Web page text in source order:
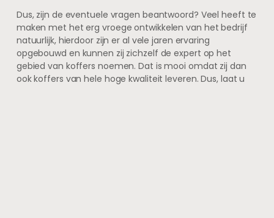
Dus, zijn de eventuele vragen beantwoord? Veel heeft te
maken met het erg vroege ontwikkelen van het bedrijf
natuurlijk, hierdoor zijn er al vele jaren ervaring
opgebouwd en kunnen zij zichzelf de expert op het
gebied van koffers noemen. Dat is mooi omdat zij dan
ook koffers van hele hoge kwaliteit leveren. Dus, laat u